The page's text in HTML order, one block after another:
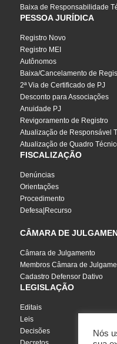
Baixa de Responsabilidade
PESSOA JURÍDICA
Registro Novo
Registro MEI
Autônomos
Baixa/Cancelamento de
2ª Via de Certificado de PJ
Desconto para Associações
Anuidade PJ
Revigoramento de Registro
Atualização de Responsável
Atualização de Quadro
FISCALIZAÇÃO
Denúncias
Orientações
Procedimento
Defesa|Recurso
CÂMARA DE
Câmara de Julgamento
Membros Câmara de
Cadastro Defensor Dativo
LEGISLAÇÃO
Editais
Leis
Decisões
Nós